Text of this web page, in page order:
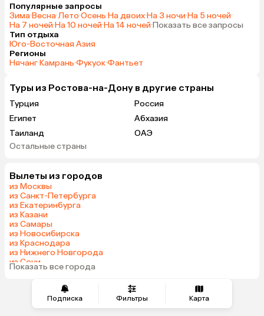
Подписка Фильтры Карта
Популярные запросы
Зима·Весна·Лето·Осень·На двоих·На 3 ночи·На 5 ночей·
На 7 ночей·На 10 ночей·На 14 ночей·Показать все запросы
Тип отдыха
Юго-Восточная Азия
Регионы
Нячанг·Камрань·Фукуок·Фантьет
Туры из Ростова-на-Дону в другие страны
Турция
Россия
Египет
Абхазия
Таиланд
ОАЭ
Мальдивы
Беларусь
Казахстан
Узбекистан
Индия
Кипр
Малайзия
Иордания
Гонконг
Саудовская Аравия
Куба
Греция
Таджикистан
Остальные страны
Вылеты из городов
из Москвы
из Санкт-Петербурга
из Екатеринбурга
из Казани
из Самары
из Новосибирска
из Краснодара
из Нижнего Новгорода
из Сочи
из Челябинска
Показать все города